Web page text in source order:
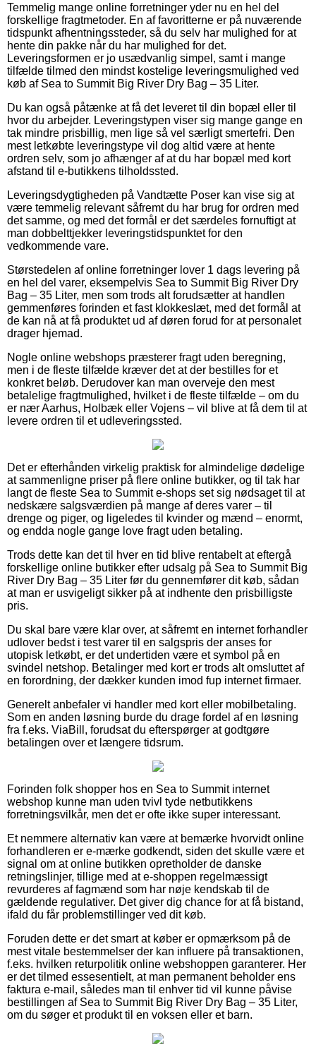
Temmelig mange online forretninger yder nu en hel del
forskellige fragtmetoder. En af favoritterne er på nuværende
tidspunkt afhentningssteder, så du selv har mulighed for at
hente din pakke når du har mulighed for det.
Leveringsformen er jo usædvanlig simpel, samt i mange
tilfælde tilmed den mindst kostelige leveringsmulighed ved
køb af Sea to Summit Big River Dry Bag – 35 Liter.
Du kan også påtænke at få det leveret til din bopæl eller til
hvor du arbejder. Leveringstypen viser sig mange gange en
tak mindre prisbillig, men lige så vel særligt smertefri. Den
mest letkøbte leveringstype vil dog altid være at hente
ordren selv, som jo afhænger af at du har bopæl med kort
afstand til e-butikkens tilholdssted.
Leveringsdygtigheden på Vandtætte Poser kan vise sig at
være temmelig relevant såfremt du har brug for ordren med
det samme, og med det formål er det særdeles fornuftigt at
man dobbelttjekker leveringstidspunktet for den
vedkommende vare.
Størstedelen af online forretninger lover 1 dags levering på
en hel del varer, eksempelvis Sea to Summit Big River Dry
Bag – 35 Liter, men som trods alt forudsætter at handlen
gemmenføres forinden et fast klokkeslæt, med det formål at
de kan nå at få produktet ud af døren forud for at personalet
drager hjemad.
Nogle online webshops præsterer fragt uden beregning,
men i de fleste tilfælde kræver det at der bestilles for et
konkret beløb. Derudover kan man overveje den mest
betalelige fragtmulighed, hvilket i de fleste tilfælde – om du
er nær Aarhus, Holbæk eller Vojens – vil blive at få dem til at
levere ordren til et udleveringssted.
Det er efterhånden virkelig praktisk for almindelige dødelige
at sammenligne priser på flere online butikker, og til tak har
langt de fleste Sea to Summit e-shops set sig nødsaget til at
nedskære salgsværdien på mange af deres varer – til
drenge og piger, og ligeledes til kvinder og mænd – enormt,
og endda nogle gange love fragt uden betaling.
Trods dette kan det til hver en tid blive rentabelt at eftergå
forskellige online butikker efter udsalg på Sea to Summit Big
River Dry Bag – 35 Liter før du gennemfører dit køb, sådan
at man er usvigeligt sikker på at indhente den prisbilligste
pris.
Du skal bare være klar over, at såfremt en internet forhandler
udlover bedst i test varer til en salgspris der anses for
utopisk letkøbt, er det undertiden være et symbol på en
svindel netshop. Betalinger med kort er trods alt omsluttet af
en forordning, der dækker kunden imod fup internet firmaer.
Generelt anbefaler vi handler med kort eller mobilbetaling.
Som en anden løsning burde du drage fordel af en løsning
fra f.eks. ViaBill, forudsat du efterspørger at godtgøre
betalingen over et længere tidsrum.
Forinden folk shopper hos en Sea to Summit internet
webshop kunne man uden tvivl tyde netbutikkens
forretningsvilkår, men det er ofte ikke super interessant.
Et nemmere alternativ kan være at bemærke hvorvidt online
forhandleren er e-mærke godkendt, siden det skulle være et
signal om at online butikken opretholder de danske
retningslinjer, tillige med at e-shoppen regelmæssigt
revurderes af fagmænd som har nøje kendskab til de
gældende regulativer. Det giver dig chance for at få bistand,
ifald du får problemstillinger ved dit køb.
Foruden dette er det smart at køber er opmærksom på de
mest vitale bestemmelser der kan influere på transaktionen,
f.eks. hvilken returpolitik online webshoppen garanterer. Her
er det tilmed essesentielt, at man permanent beholder ens
faktura e-mail, således man til enhver tid vil kunne påvise
bestillingen af Sea to Summit Big River Dry Bag – 35 Liter,
om du søger et produkt til en voksen eller et barn.